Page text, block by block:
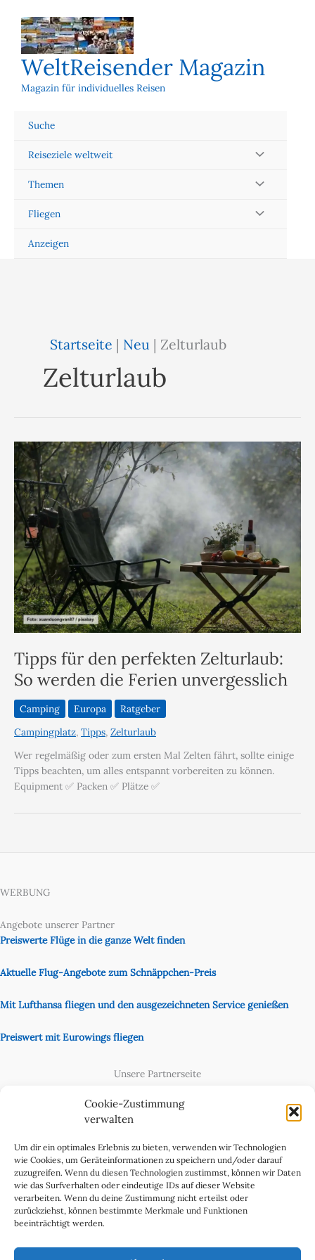
Cookie-Zustimmung
verwalten
Um dir ein optimales Erlebnis zu bieten, verwenden wir Technologien
wie Cookies, um Geräteinformationen zu speichern und/oder darauf
zuzugreifen. Wenn du diesen Technologien zustimmst, können wir Daten
wie das Surfverhalten oder eindeutige IDs auf dieser Website
verarbeiten. Wenn du deine Zustimmung nicht erteilst oder
zurückziehst, können bestimmte Merkmale und Funktionen
beeinträchtigt werden.
Inhalt
springen
WeltReisender Magazin
Magazin für individuelles Reisen
Suche
Reiseziele weltweit
Themen
Fliegen
Anzeigen
Startseite | Neu | Zelturlaub
Zelturlaub
Tipps für den perfekten Zelturlaub:
So werden die Ferien unvergesslich
Camping Europa
Ratgeber
Campingplatz, Tipps, Zelturlaub
Wer regelmäßig oder zum ersten Mal Zelten fährt, sollte einige
Tipps beachten, um alles entspannt vorbereiten zu können.
Equipment ✅ Packen ✅ Plätze ✅
WERBUNG
Angebote unserer Partner
Preiswerte Flüge in die ganze Welt finden
Aktuelle Flug-Angebote zum Schnäppchen-Preis
Mit Lufthansa fliegen und den ausgezeichneten Service genießen
Preiswert mit Eurowings fliegen
Unsere Partnerseite
Cookie-Richtlinie (EU)